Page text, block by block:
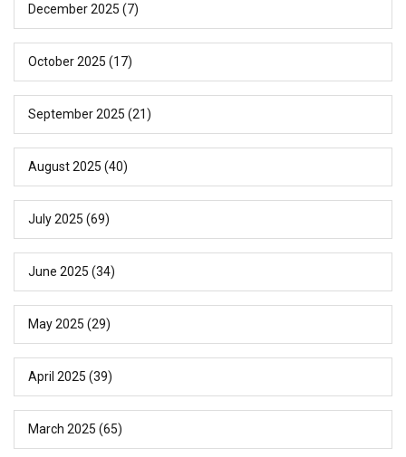
December 2025 (7)
October 2025 (17)
September 2025 (21)
August 2025 (40)
July 2025 (69)
June 2025 (34)
May 2025 (29)
April 2025 (39)
March 2025 (65)